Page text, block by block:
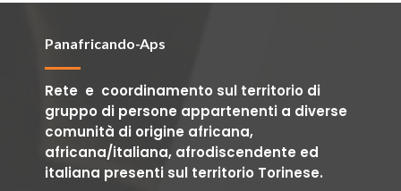
Panafricando-Aps
Rete e coordinamento sul territorio di
gruppo di persone appartenenti a diverse
comunità di origine africana,
africana/italiana, afrodiscendente ed
italiana presenti sul territorio Torinese.